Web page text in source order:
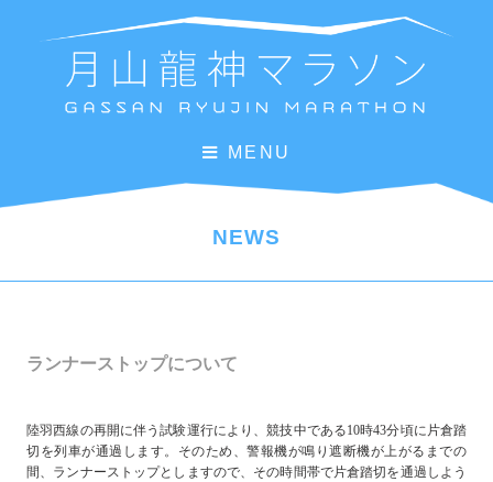
MENU
NEWS
ランナーストップについて
陸羽西線の再開に伴う試験運行により、競技中である10時43分頃に片倉踏
切を列車が通過します。そのため、警報機が鳴り遮断機が上がるまでの
間、ランナーストップとしますので、その時間帯で片倉踏切を通過しよう